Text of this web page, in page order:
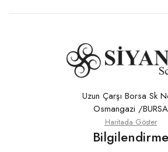
Uzun Çarşı Borsa Sk
Osmangazi /BURSA
Haritada Göster
Bilgilendirme